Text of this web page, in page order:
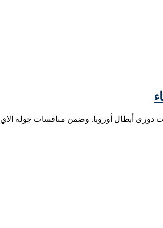
دورى أبطال أوروبا. وضمن منافسات جولة الاي